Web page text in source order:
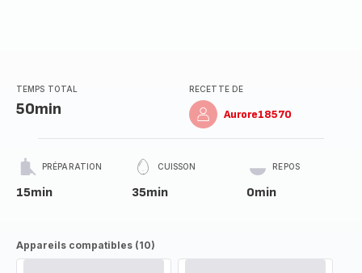
TEMPS TOTAL
50min
RECETTE DE
Aurore18570
PRÉPARATION
15min
CUISSON
35min
REPOS
0min
Appareils compatibles (10)